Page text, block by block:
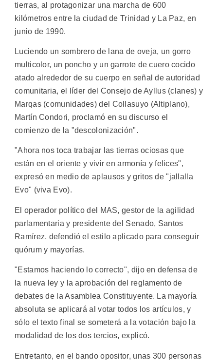
tierras, al protagonizar una marcha de 600
kilómetros entre la ciudad de Trinidad y La Paz, en
junio de 1990.
Luciendo un sombrero de lana de oveja, un gorro
multicolor, un poncho y un garrote de cuero cocido
atado alrededor de su cuerpo en señal de autoridad
comunitaria, el líder del Consejo de Ayllus (clanes) y
Marqas (comunidades) del Collasuyo (Altiplano),
Martín Condori, proclamó en su discurso el
comienzo de la "descolonización".
"Ahora nos toca trabajar las tierras ociosas que
están en el oriente y vivir en armonía y felices",
expresó en medio de aplausos y gritos de "jallalla
Evo" (viva Evo).
El operador político del MAS, gestor de la agilidad
parlamentaria y presidente del Senado, Santos
Ramírez, defendió el estilo aplicado para conseguir
quórum y mayorías.
"Estamos haciendo lo correcto", dijo en defensa de
la nueva ley y la aprobación del reglamento de
debates de la Asamblea Constituyente. La mayoría
absoluta se aplicará al votar todos los artículos, y
sólo el texto final se someterá a la votación bajo la
modalidad de los dos tercios, explicó.
Entretanto, en el bando opositor, unas 300 personas